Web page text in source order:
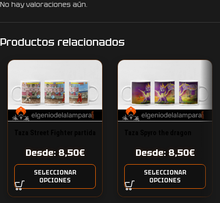
No hay valoraciones aún.
Productos relacionados
Desde: 8,50€
SELECCIONAR
OPCIONES
Desde: 8,50€
SELECCIONAR
OPCIONES